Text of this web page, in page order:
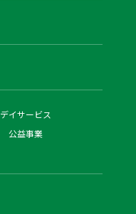
デイサービス
公益事業